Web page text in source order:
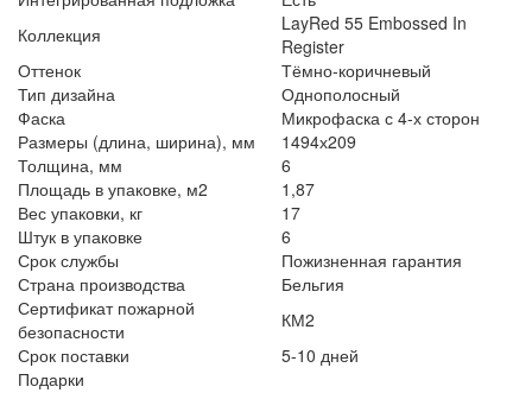
Коллекция
LayRed 55 Embossed In
Register
Оттенок
Тёмно-коричневый
Тип дизайна
Однополосный
Фаска
Микрофаска с 4-х сторон
Размеры (длина, ширина), мм
1494х209
Толщина, мм
6
Площадь в упаковке, м2
1,87
Вес упаковки, кг
17
Штук в упаковке
6
Срок службы
Пожизненная гарантия
Страна производства
Бельгия
Сертификат пожарной
безопасности
КМ2
Срок поставки
5-10 дней
Подарки